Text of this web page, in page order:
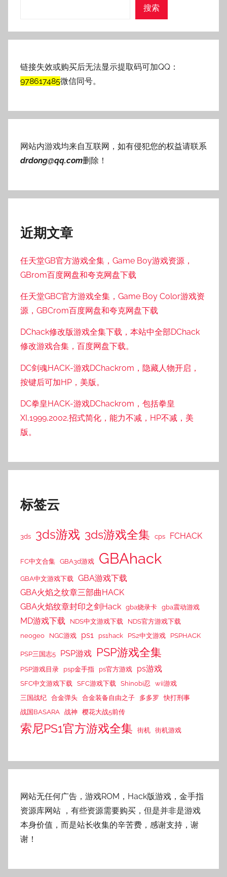
搜索
链接失效或购买后无法显示提取码可加QQ：
978617485微信同号。
网站内游戏均来自互联网，如有侵犯您的权益请联系
drdong@qq.com删除！
近期文章
任天堂GB官方游戏全集，Game Boy游戏资源，
GBrom百度网盘和夸克网盘下载
任天堂GBC官方游戏全集，Game Boy Color游戏资
源，GBCrom百度网盘和夸克网盘下载
DChack修改版游戏全集下载，本站中全部DChack
修改游戏合集，百度网盘下载。
DC剑魂HACK-游戏DChackrom，隐藏人物开启，
按键后可加HP，美版。
DC拳皇HACK-游戏DChackrom，包括拳皇
XI,1999,2002,招式简化，能力不减，HP不减，美
版。
标签云
3ds 3ds游戏 3ds游戏全集 cps FCHACK
FC中文合集 GBA3d游戏 GBAhack
GBA中文游戏下载
GBA游戏下载
GBA火焰之纹章三部曲HACK
GBA火焰纹章封印之剑Hack gba烧录卡 gba震动游戏
MD游戏下载 NDS中文游戏下载
NDS官方游戏下载
neogeo
NGC游戏 ps1 ps1hack PS2中文游戏 PSPHACK
PSP三国志5 PSP游戏 PSP游戏全集
PSP游戏目录 psp金手指 ps官方游戏 ps游戏
SFC中文游戏下载 SFC游戏下载 Shinobi忍
wii游戏
三国战纪 合金弹头 合金装备自由之子 多多罗
快打刑事
战国BASARA 战神 樱花大战5前传
索尼PS1官方游戏全集 街机 街机游戏
网站无任何广告，游戏ROM，Hack版游戏，金手指
资源库网站 ，有些资源需要购买，但是并非是游戏
本身价值，而是站长收集的辛苦费，感谢支持，谢
谢！